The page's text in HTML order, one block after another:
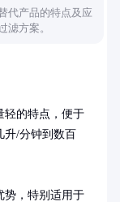
代产品的特点及应
滤方案。
轻的特点，便于
升/分钟到数百
势，特别适用于